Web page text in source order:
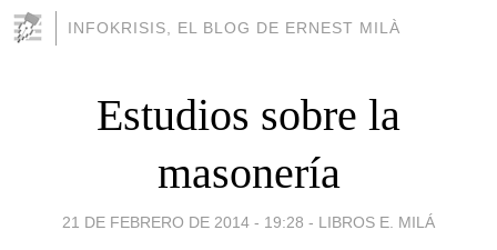
INFOKRISIS, EL BLOG DE ERNEST MILÀ
Estudios sobre la
masonería
21 DE FEBRERO DE 2014 - 19:28 - LIBROS E. MILÁ